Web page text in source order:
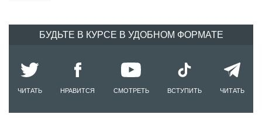
БУДЬТЕ В КУРСЕ В УДОБНОМ ФОРМАТЕ
ЧИТАТЬ НРАВИТСЯ СМОТРЕТЬ ВСТУПИТЬ ЧИТАТЬ